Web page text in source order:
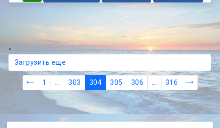
Загрузить еще
1 ... 303 304 305 306 ... 316